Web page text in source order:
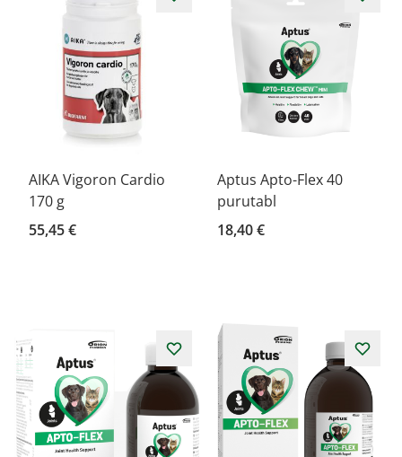
AIKA Vigoron Cardio
170 g
55,45 €
Aptus Apto-Flex 40
purutabl
18,40 €